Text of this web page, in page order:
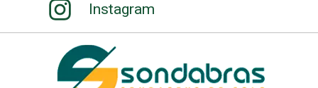
Instagram